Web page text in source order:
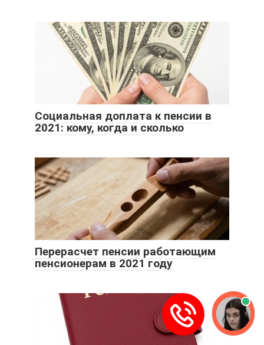
Социальная доплата к пенсии в
2021: кому, когда и сколько
Перерасчет пенсии работающим
пенсионерам в 2021 году